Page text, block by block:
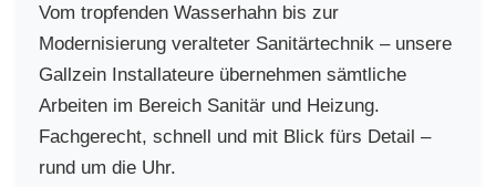
Vom tropfenden Wasserhahn bis zur
Modernisierung veralteter Sanitärtechnik – unsere
Gallzein Installateure übernehmen sämtliche
Arbeiten im Bereich Sanitär und Heizung.
Fachgerecht, schnell und mit Blick fürs Detail –
rund um die Uhr.